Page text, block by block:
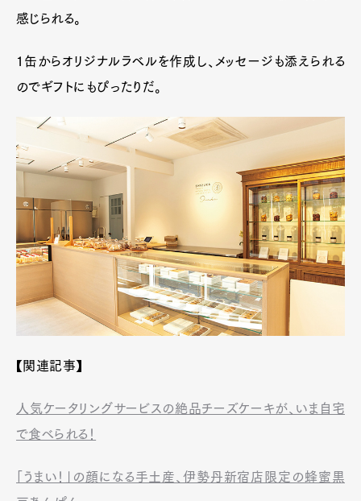
感じられる。
1缶からオリジナルラベルを作成し、メッセージも添えられる
のでギフトにもぴったりだ。
【関連記事】
人気ケータリングサービスの絶品チーズケーキが、いま自宅
で食べられる！
「うまい！」の顔になる手土産、伊勢丹新宿店限定の蜂蜜黒